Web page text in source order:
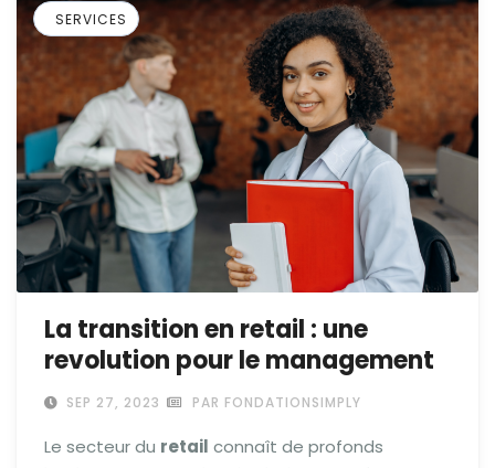
SERVICES
La transition en retail : une
revolution pour le management
SEP 27, 2023 PAR FONDATIONSIMPLY
Le secteur du retail connaît de profonds